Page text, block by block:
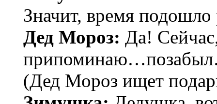
Значит, время подошло
Дед Мороз: Да!
(Дед Мороз ищет